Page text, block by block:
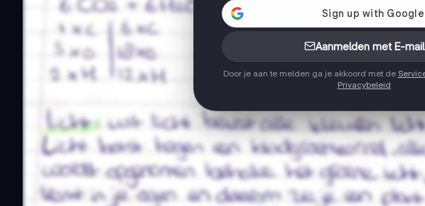
Aanmelden met E-mail
Door je aan te melden ga je akkoord met de
Privacybeleid